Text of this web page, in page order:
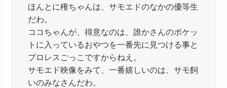
ほんとに権ちゃんは、サモエドのなかの優等生
だわ。
ココちゃんが、得意なのは、誰かさんのポケッ
トに入っているおやつを一番先に見つける事と
プロレスごっこですからねえ。
サモエド映像をみて、一番嬉しいのは、サモ飼
いのみなさんだわ。